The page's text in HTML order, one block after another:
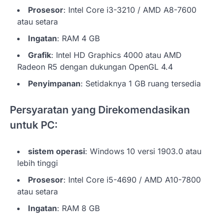
Prosesor: Intel Core i3-3210 / AMD A8-7600
atau setara
Ingatan: RAM 4 GB
Grafik: Intel HD Graphics 4000 atau AMD
Radeon R5 dengan dukungan OpenGL 4.4
Penyimpanan: Setidaknya 1 GB ruang tersedia
Persyaratan yang Direkomendasikan
untuk PC:
sistem operasi: Windows 10 versi 1903.0 atau
lebih tinggi
Prosesor: Intel Core i5-4690 / AMD A10-7800
atau setara
Ingatan: RAM 8 GB